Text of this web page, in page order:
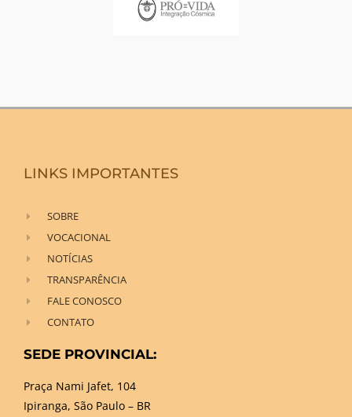
LINKS IMPORTANTES
SOBRE
VOCACIONAL
NOTÍCIAS
TRANSPARÊNCIA
FALE CONOSCO
CONTATO
SEDE PROVINCIAL:
Praça Nami Jafet, 104
Ipiranga, São Paulo – BR